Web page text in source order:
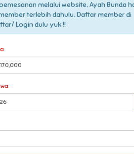
melalui website, Ayah Bunda
terlebih dahulu. Daftar member di
Login dulu yuk !!